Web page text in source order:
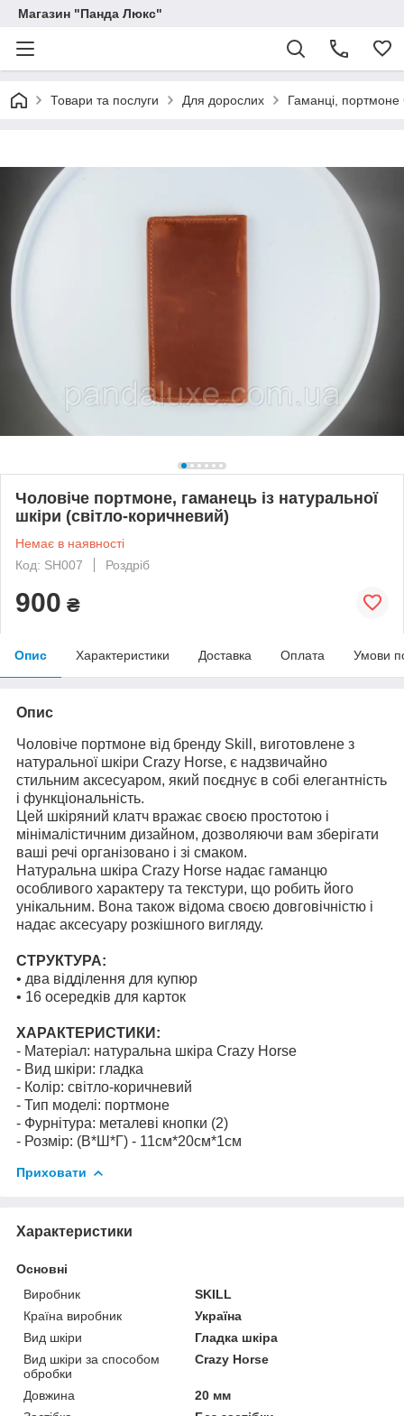
Магазин "Панда Люкс"
Товари та послуги Для дорослих Гаманці, портмоне
Чоловіче портмоне, гаманець із натуральної
шкіри (світло-коричневий)
Немає в наявності
Код: SH007
Роздріб
900 ₴
Опис Характеристики Доставка Оплата Умови
Опис
Чоловіче портмоне від бренду Skill, виготовлене з
натуральної шкіри Crazy Horse, є надзвичайно
стильним аксесуаром, який поєднує в собі елегантність
і функціональність.
Цей шкіряний клатч вражає своєю простотою і
мінімалістичним дизайном, дозволяючи вам зберігати
ваші речі організовано і зі смаком.
Натуральна шкіра Crazy Horse надає гаманцю
особливого характеру та текстури, що робить його
унікальним. Вона також відома своєю довговічністю і
надає аксесуару розкішного вигляду.
СТРУКТУРА:
• два відділення для купюр
• 16 осередків для карток
ХАРАКТЕРИСТИКИ:
- Матеріал: натуральна шкіра Crazy Horse
- Вид шкіри: гладка
- Колір: світло-коричневий
- Тип моделі: портмоне
- Фурнітура: металеві кнопки (2)
- Розмір: (В*Ш*Г) - 11см*20см*1см
Приховати
Характеристики
Основні
Виробник
SKILL
Країна виробник
Україна
Вид шкіри
Гладка шкіра
Вид шкіри за способом
обробки
Crazy Horse
Довжина
20 мм